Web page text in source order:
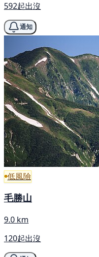
592起出沒
通知
低風險
毛勝山
9.0 km
120起出沒